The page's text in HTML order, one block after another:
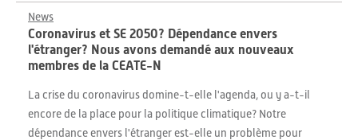
News
Coronavirus et SE 2050? Dépendance envers
l'étranger? Nous avons demandé aux nouveaux
membres de la CEATE-N
La crise du coronavirus domine-t-elle l'agenda, ou y a-t-il
encore de la place pour la politique climatique? Notre
dépendance envers l'étranger est-elle un problème pour